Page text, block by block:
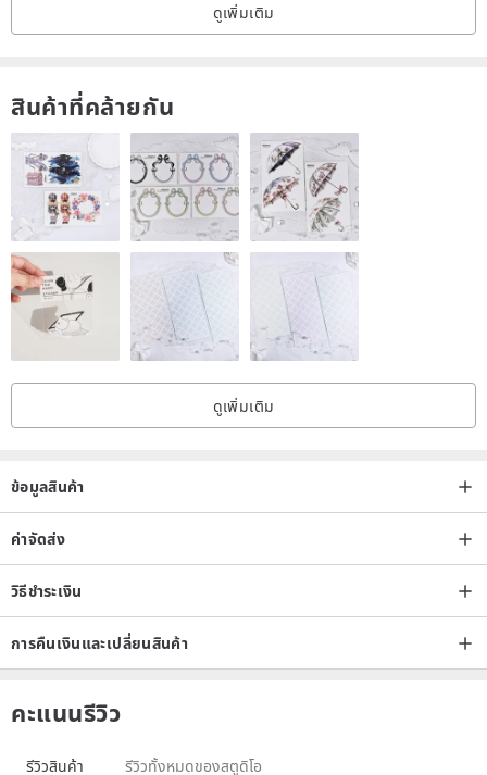
Material│Wood
Size│
Good Luck Daruma :91 x 76 x 83 mm
Wealth Daruma :89 x 76 x 84 mm
Place│Designed in Taiwan / Made in China
ดูเพิ่มเติม
สินค้าที่คล้ายกัน
ดูเพิ่มเติม
ข้อมูลสินค้า
ค่าจัดส่ง
วิธีชำระเงิน
การคืนเงินและเปลี่ยนสินค้า
คะแนนรีวิว
รีวิวสินค้า รีวิวทั้งหมดของสตูดิโอ